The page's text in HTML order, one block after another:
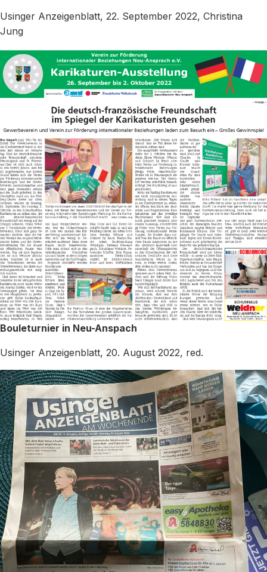
Usinger Anzeigenblatt, 22. September 2022, Christina
Jung
Bouleturnier in Neu-Anspach
Usinger Anzeigenblatt, 20. August 2022, red.